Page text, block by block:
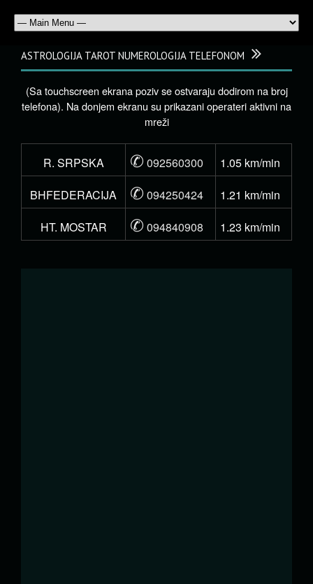
ASTROLOGIJA TAROT NUMEROLOGIJA TELEFONOM
(Sa touchscreen ekrana poziv se ostvaraju dodirom na broj
telefona). Na donjem ekranu su prikazani operateri aktivni na
mreži
R. SRPSKA ✆ 092560300
1.05 km/min
BHFEDERACIJA
✆ 094250424
1.21 km/min
HT. MOSTAR
✆ 094840908 1.23 km/min